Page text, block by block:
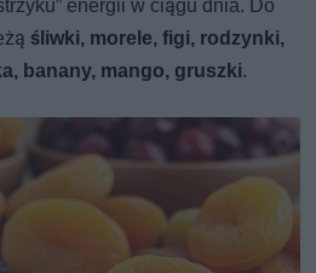
energii w ciągu dnia. Do
śliwki, morele, figi, rodzynki,
banany, mango, gruszki.